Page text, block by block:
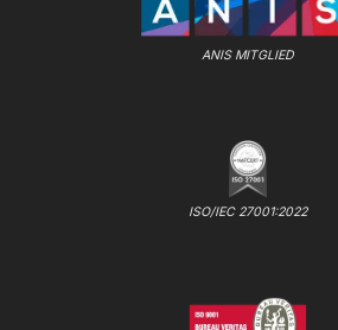
ANIS MITGLIED
ISO/IEC 27001:2022